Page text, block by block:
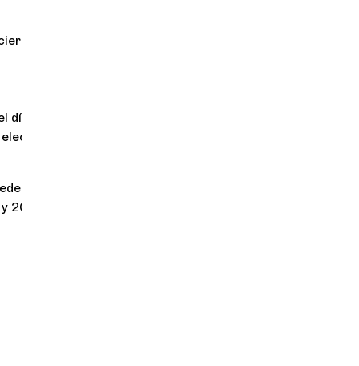
de la
a
hacerse
200% de